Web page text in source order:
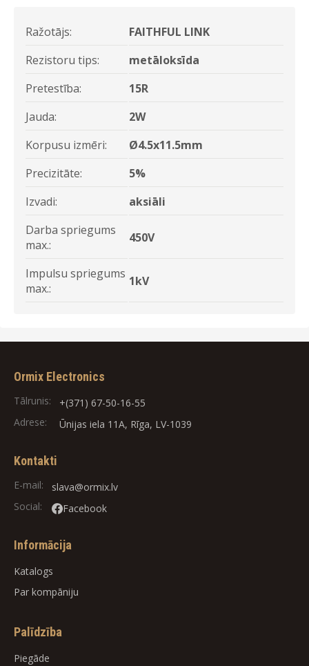
Ražotājs:
FAITHFUL LINK
Rezistoru tips:
metāloksīda
Pretestība:
15R
Jauda:
2W
Korpusu izmēri:
Ø4.5x11.5mm
Precizitāte:
5%
Izvadi:
aksiāli
Darba spriegums
max.:
450V
Impulsu spriegums
max.:
1kV
Ormix Electronics
Tālrunis:
+(371) 67-50-16-55
Adrese:
Ūnijas iela 11A, Rīga, LV-1039
Kontakti
E-mail:
slava@ormix.lv
Social:
Facebook
Informācija
Katalogs
Par kompāniju
Palīdzība
Piegāde